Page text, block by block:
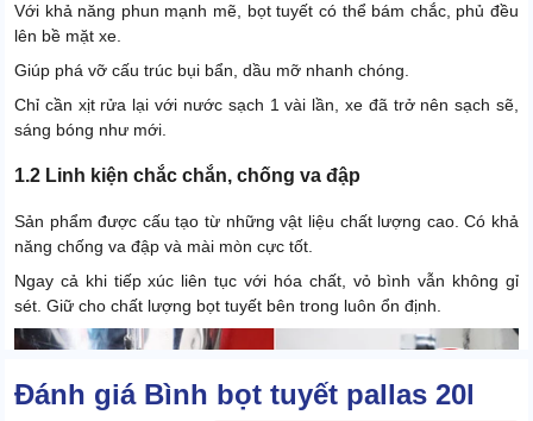
Với khả năng phun mạnh mẽ, bọt tuyết có thể bám chắc, phủ đều
lên bề mặt xe.
Giúp phá vỡ cấu trúc bụi bẩn, dầu mỡ nhanh chóng.
Chỉ cần xịt rửa lại với nước sạch 1 vài lần, xe đã trở nên sạch sẽ,
sáng bóng như mới.
1.2 Linh kiện chắc chắn, chống va đập
Sản phẩm được cấu tạo từ những vật liệu chất lượng cao. Có khả
năng chống va đập và mài mòn cực tốt.
Ngay cả khi tiếp xúc liên tục với hóa chất, vỏ bình vẫn không gỉ
sét. Giữ cho chất lượng bọt tuyết bên trong luôn ổn định.
Đánh giá Bình bọt tuyết pallas 20l